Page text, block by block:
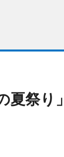
夏祭